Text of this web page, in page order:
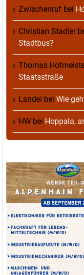
Zwischenruf bei
Christian Stadler
Stadtbus?
Thomas
Staatsstraße
Landei bei Wie
HW bei Hoppala,